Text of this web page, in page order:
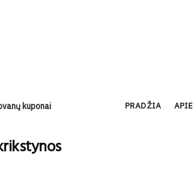
kuponai PRADŽIA APIE